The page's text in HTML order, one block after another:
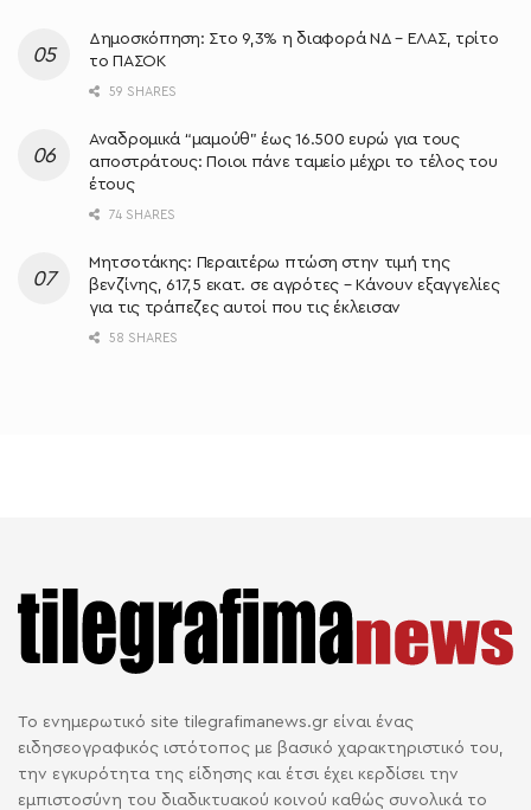
Δημοσκόπηση: Στο 9,3% η διαφορά ΝΔ – ΕΛΑΣ, τρίτο
το ΠΑΣΟΚ
59 SHARES
Αναδρομικά “μαμούθ” έως 16.500 ευρώ για τους
αποστράτους: Ποιοι πάνε ταμείο μέχρι το τέλος του
έτους
74 SHARES
Μητσοτάκης: Περαιτέρω πτώση στην τιμή της
βενζίνης, 617,5 εκατ. σε αγρότες – Κάνουν εξαγγελίες
για τις τράπεζες αυτοί που τις έκλεισαν
58 SHARES
Το ενημερωτικό site tilegrafimanews.gr είναι ένας
ειδησεογραφικός ιστότοπος με βασικό χαρακτηριστικό του,
την εγκυρότητα της είδησης και έτσι έχει κερδίσει την
εμπιστοσύνη του διαδικτυακού κοινού καθώς συνολικά το